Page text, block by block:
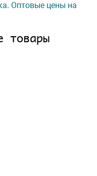
Оптовые цены на
товары